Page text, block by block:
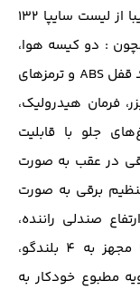
لیست تجهیزات و امکانات ایمنی و رفاهی تیبا از لیست سایپا 132
: دو کیسه هوا،
ترمز‌های جلوی دیسکی مجهز به سیستم ضد قفل ABS و ترمز‌های
فرمان هیدرولیک،
جلو با قابلیت
در عقب به صورت
برقی به صورت
صندلی راننده،
سیستم صوتی با پشتیبانی از پورت USB مجهز به 4 بلند‌گو،
مطبوع خودکار به